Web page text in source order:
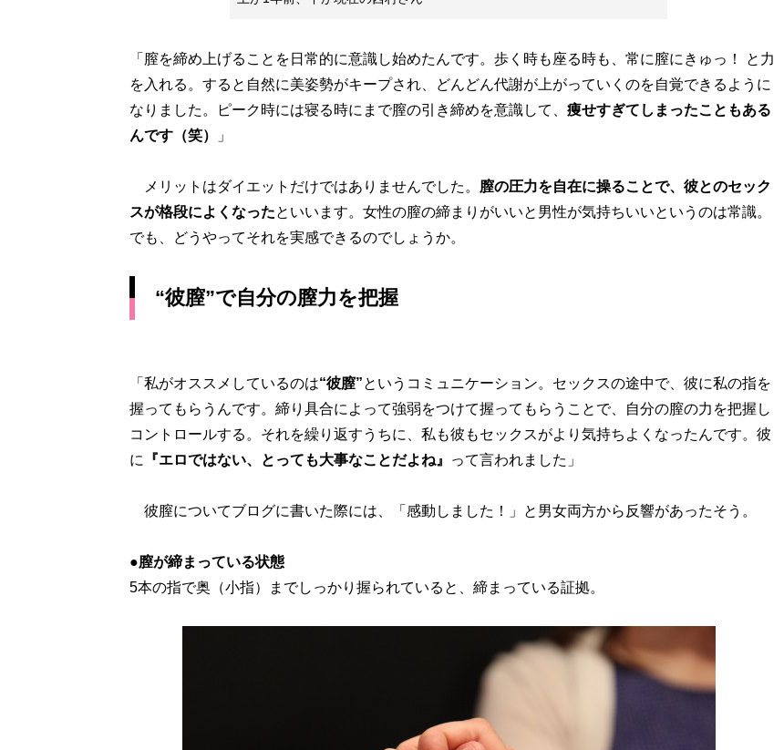
「膣を締め上げることを日常的に意識し始めたんです。歩く時も座る時も、常に膣にきゅっ！ と力
を入れる。すると自然に美姿勢がキープされ、どんどん代謝が上がっていくのを自覚できるように
なりました。ピーク時には寝る時にまで膣の引き締めを意識して、 痩せすぎてしまったこともある
んです（笑）
」
メリットはダイエットだけではありませんでした。 膣の圧力を自在に操ることで、彼とのセック
スが格段によくなったといいます。女性の膣の締まりがいいと男性が気持ちいいというのは常識。
でも、どうやってそれを実感できるのでしょうか。
“彼膣”で自分の膣力を把握
「私がオススメしているのは“彼膣”というコミュニケーション。セックスの途中で、彼に私の指を
握ってもらうんです。締り具合によって強弱をつけて握ってもらうことで、自分の膣の力を把握し
コントロールする。それを繰り返すうちに、私も彼もセックスがより気持ちよくなったんです。彼
に
『エロではない、とっても大事なことだよね』 って言われました」
彼膣についてブログに書いた際には、「感動しました！」と男女両方から反響があったそう。
●膣が締まっている状態
5本の指で奥（小指）までしっかり握られていると、締まっている証拠。